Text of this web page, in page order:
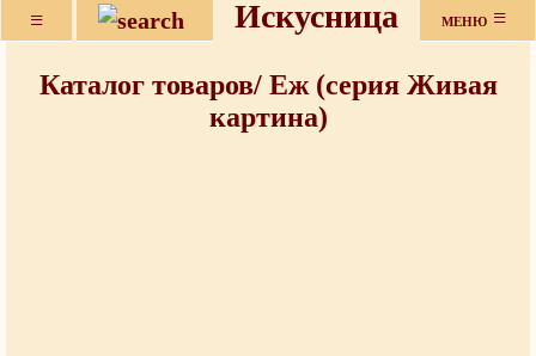
≡ Искусница МЕНЮ ≡
Каталог товаров/ Еж (серия Живая
картина)